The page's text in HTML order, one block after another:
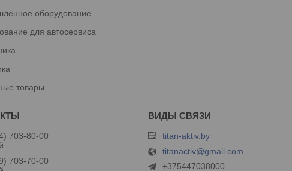
оборудование
для автосервиса
товары
703-80-00
703-70-00
titan-aktiv.by
titanactiv@gmail.com
+375447038000